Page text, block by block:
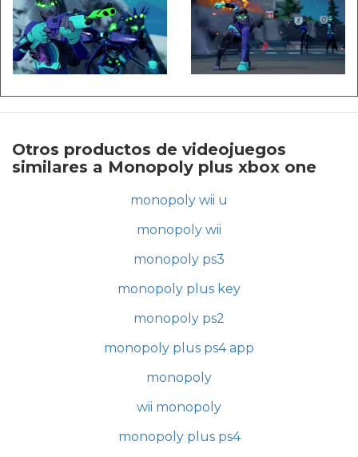
Otros productos de videojuegos
similares a Monopoly plus xbox one
monopoly wii u
monopoly wii
monopoly ps3
monopoly plus key
monopoly ps2
monopoly plus ps4 app
monopoly
wii monopoly
monopoly plus ps4